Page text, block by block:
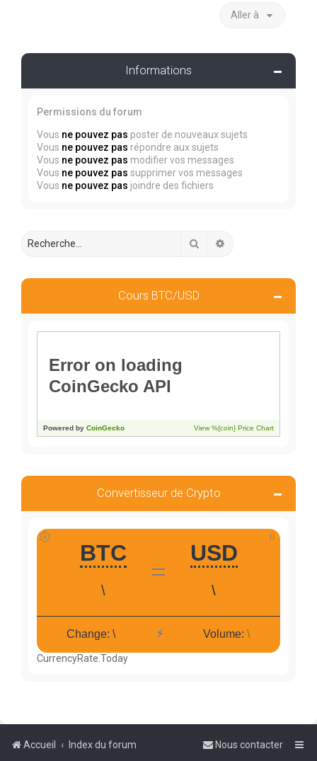
Aller à
Informations
Permissions du forum
Vous ne pouvez pas poster de nouveaux sujets
Vous ne pouvez pas répondre aux sujets
Vous ne pouvez pas modifier vos messages
Vous ne pouvez pas supprimer vos messages
Vous ne pouvez pas joindre des fichiers
Rechercher
Cours BTC/USD
Convertisseur de Crypto
CurrencyRate.Today
Accueil Index du forum Nous contacter